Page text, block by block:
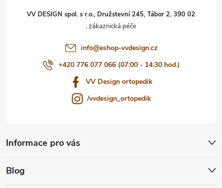
VV DESIGN spol. s r.o., Družstevní 245, Tábor 2, 390 02
info@eshop-vvdesign.cz
+420 776 077 066 (07:00 - 14:30 hod.)
VV Design ortopedik
/vvdesign_ortopedik
Informace pro vás
Blog